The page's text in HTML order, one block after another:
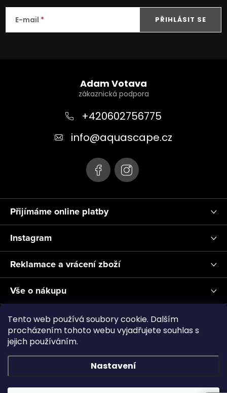
Tento web používá soubory cookie. Dalším
procházením tohoto webu vyjadřujete souhlas s
jejich používáním.
Nastavení
E-mail PŘIHLÁSIT SE
Přijímáme online platby
Adam Votava
+420602756775
info@aquascape.cz
Instagram
Reklamace a vrácení zboží
Vše o nákupu
Informace pro Vás
Realizace a servis akvárií ↗
Copyright 2026Aquascape.cz. Všechna práva vyhrazena.